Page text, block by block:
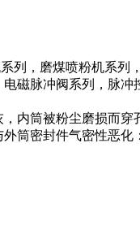
列，磨煤喷粉机系列
电磁脉冲阀系列，脉冲
筒被粉尘磨损而穿
筒密封件气密性恶